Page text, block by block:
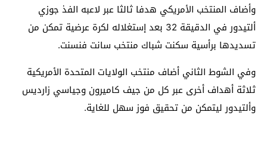
وأضاف المنتخب الأمريكي هدفا ثالثا عبر لاعبه الفذ جوزي
ألتيدور في الدقيقة 32 بعد إستغلاله لكرة عرضية تمكن من
تسديدها برأسية سكنت شباك منتخب سانت فنسنت.
وفي الشوط الثاني أضاف منتخب الولايات المتحدة الأمريكية
ثلاثة أهداف أخرى عبر كل من جيف كاميرون وجياسي زارديس
وألتيدور ليتمكن من تحقيق فوز سهل للغاية.